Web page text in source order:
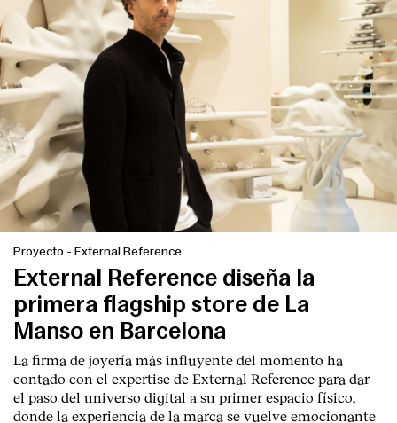
Proyecto - External Reference
External Reference diseña la
primera flagship store de La
Manso en Barcelona
La firma de joyería más influyente del momento ha
contado con el expertise de External Reference para dar
el paso del universo digital a su primer espacio físico,
donde la experiencia de la marca se vuelve emocionante